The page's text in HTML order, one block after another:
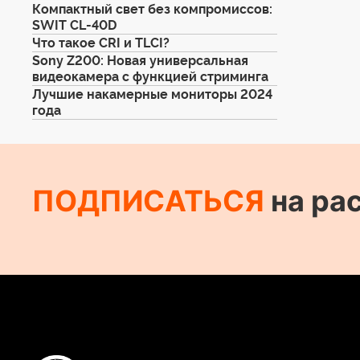
Компактный свет без компромиссов:
SWIT CL-40D
Что такое CRI и TLCI?
Sony Z200: Новая универсальная
видеокамера с функцией стриминга
Лучшие накамерные мониторы 2024
года
ПОДПИСАТЬСЯ на